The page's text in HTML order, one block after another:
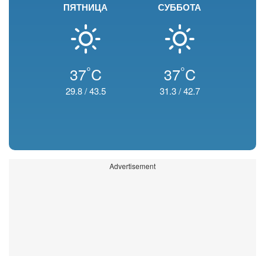
ПЯТНИЦА
37°C
29.8/43.5
СУББОТА
37°C
31.3/42.7
Advertisement